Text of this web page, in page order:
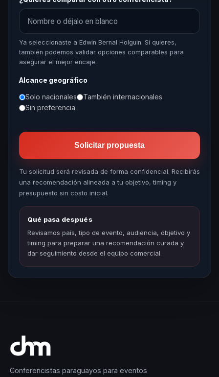
Ya seleccionaste a Edwin Bernal Holguin. Si quieres,
también podemos validar opciones comparables para
asegurar el mejor encaje.
Alcance geográfico
Solo nacionales
También internacionales
Sin preferencia
Solicitar propuesta
Tu solicitud será revisada de forma confidencial. Recibirás
una recomendación alineada a tu objetivo, timing y
presupuesto sin costo inicial.
Qué pasa después
Revisamos país, tipo de evento, audiencia, objetivo y
timing para preparar una recomendación curada y
dar seguimiento desde el equipo comercial.
Conferencistas paraguayos para eventos